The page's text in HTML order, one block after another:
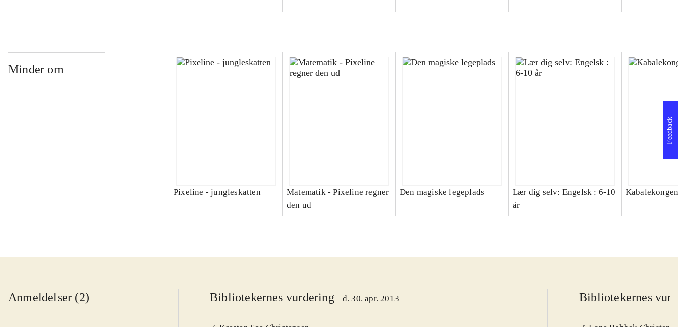
Minder om
Pixeline - jungleskatten
Matematik - Pixeline regner
den ud
Den magiske legeplads
Lær dig selv: Engelsk : 6-10
år
Anmeldelser (2) Bibliotekernes vurdering d. 30. apr. 2013 Bibliotekernes
Feedback